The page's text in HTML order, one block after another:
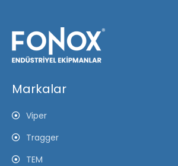
Markalar
Viper
Tragger
TEM